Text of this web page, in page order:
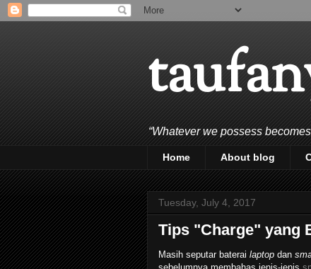
“Whatever we possess
Home About blog
Tuesday, July 4, 2017
Tips "Charge" yang
Masih seputar baterai laptop dan